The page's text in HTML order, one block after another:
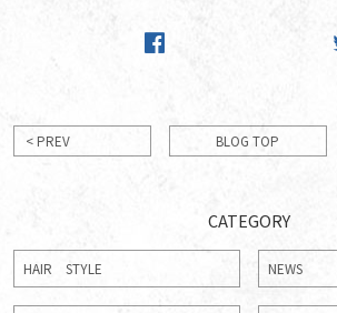
< PREV BLOG TOP
CATEGORY
HAIR STYLE NEWS